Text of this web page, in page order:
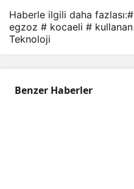
75
lira
Haberle ilgili daha fazlası:
egzoz # kocaeli # kullanan
Teknoloji
Benzer Haberler